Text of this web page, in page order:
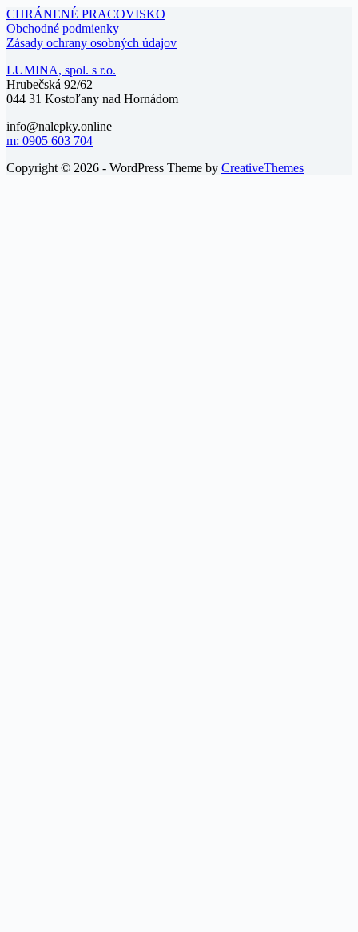
CHRÁNENÉ PRACOVISKO
Obchodné podmienky
Zásady ochrany osobných údajov
LUMINA, spol. s r.o.
Hrubečská 92/62
044 31 Kostoľany nad Hornádom
info@nalepky.online
m: 0905 603 704
Copyright © 2026 - WordPress Theme by CreativeThemes